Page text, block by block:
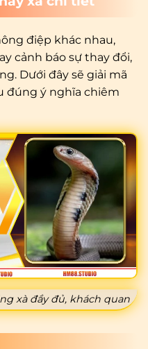
điệp khác nhau,
cảnh báo sự thay đổi,
Dưới đây sẽ giải mã
đúng ý nghĩa chiêm
xà đầy đủ, khách quan